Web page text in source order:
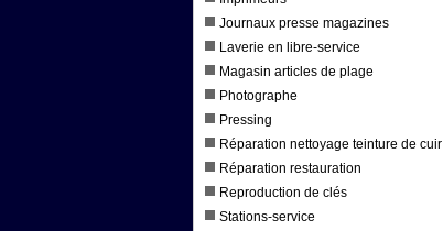
Journaux presse magazines
Laverie en libre-service
Magasin articles de plage
Photographe
Pressing
Réparation nettoyage teinture de cuir
Réparation restauration
Reproduction de clés
Stations-service